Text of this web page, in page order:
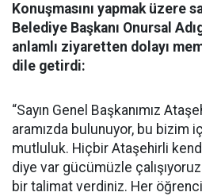
Konuşmasını yapmak üzere
Belediye Başkanı Onursal
anlamlı ziyaretten dolayı
dile getirdi:
“Sayın Genel Başkanımız
aramızda bulunuyor, bu bizim
mutluluk. Hiçbir Ataşehirli
diye var gücümüzle
bir talimat verdiniz. Her